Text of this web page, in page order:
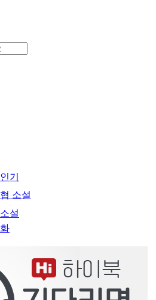
기
소설
설